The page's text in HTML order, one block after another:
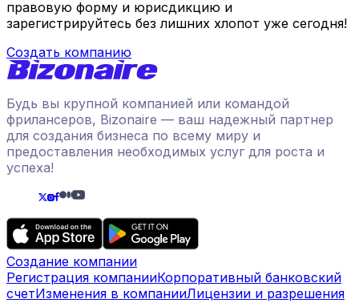
правовую форму и юрисдикцию и
зарегистрируйтесь без лишних хлопот уже сегодня!
Создать компанию
Будь вы крупной компанией или командой
фрилансеров, Bizonaire — ваш надежный партнер
для создания бизнеса по всему миру и
предоставления необходимых услуг для роста и
успеха!
Создание компании
Регистрация компанииКорпоративный банковский
счетИзменения в компанииЛицензии и разрешения